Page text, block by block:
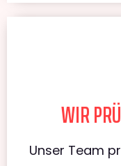
WIR
Unser Team